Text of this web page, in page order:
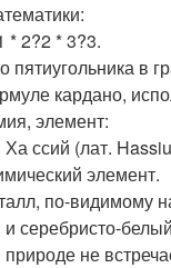
* 2?2 * 3?3.
пятиугольника в
кардано,
элемент:
ссий (лат.
элемент.
по-видимому
серебристо-
не